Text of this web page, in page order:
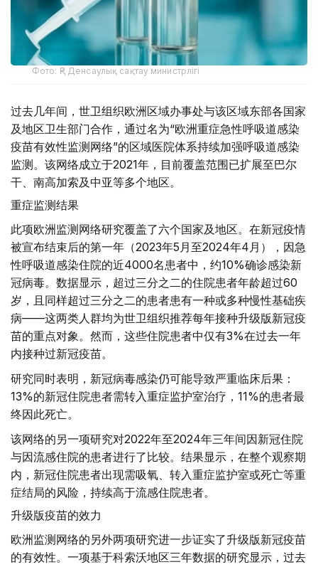
Фото: ҚР Денсаулық сақтау министрлігі
过去几年间，世卫组织欧洲区域办事处与该区域东部各国家
及地区卫生部门合作，通过名为“欧洲重症急性呼吸道感染
疫苗有效性监测网络”的区域医院体系持续加强呼吸道感染
监测。该网络成立于2021年，目前覆盖范围已扩展至巴尔
干、南高加索及中亚等多个地区。
重症监测结果
此项欧洲监测网络研究覆盖了六个国家及地区。在新冠疫情
被宣布结束后的第一年（2023年5月至2024年4月），因急
性呼吸道感染住院的近4000名患者中，约10%确诊感染新
冠病毒。数据显示，超过三分之二的住院患者年龄超过60
岁，且同样超过三分之二的患者患有一种或多种慢性基础疾
病——这两类人群均为世卫组织推荐每年接种升级版新冠疫
苗的重点对象。然而，这些住院患者中仅有3%在过去一年
内接种过新冠疫苗。
研究同时表明，新冠病毒感染仍可能导致严重临床后果：
13%的新冠住院患者需转入重症监护室治疗，11%的患者最
终因此死亡。
该网络的另一项研究对2022年至2024年三年间因新冠住院
与因流感住院的患者进行了比较。结果显示，在整个观察期
内，新冠住院患者出现需吸氧、转入重症监护室或死亡等重
症结局的风险，持续高于流感住院患者。
升级版疫苗的效力
欧洲监测网络的另外两项研究进一步证实了升级版新冠疫苗
的有效性。一项基于科索沃地区三年数据的研究显示，过去